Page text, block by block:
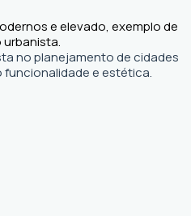
no planejamento de cidades
funcionalidade e estética.